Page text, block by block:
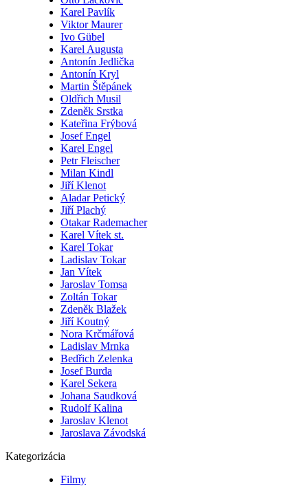
Karel Pavlík
Viktor Maurer
Ivo Gübel
Karel Augusta
Antonín Jedlička
Antonín Kryl
Martin Štěpánek
Oldřich Musil
Zdeněk Srstka
Kateřina Frýbová
Josef Engel
Karel Engel
Petr Fleischer
Milan Kindl
Jiří Klenot
Aladar Petický
Jiří Plachý
Otakar Rademacher
Karel Vítek st.
Karel Tokar
Ladislav Tokar
Jan Vítek
Jaroslav Tomsa
Zoltán Tokar
Zdeněk Blažek
Jiří Koutný
Nora Krčmářová
Ladislav Mrnka
Bedřich Zelenka
Josef Burda
Karel Sekera
Johana Saudková
Rudolf Kalina
Jaroslav Klenot
Jaroslava Závodská
Kategorizácia
Filmy